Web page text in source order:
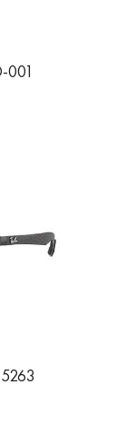
001